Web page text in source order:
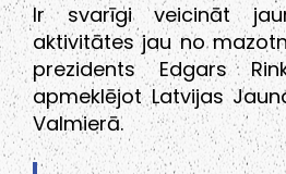
Ir svarīgi veicināt
aktivitātes jau no
prezidents Edgars
apmeklējot Latvijas
Valmierā.